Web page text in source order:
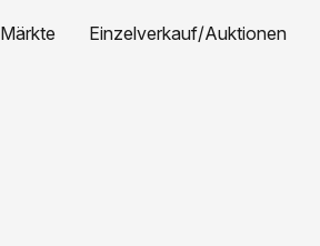
Märkte Einzelverkauf/Auktionen